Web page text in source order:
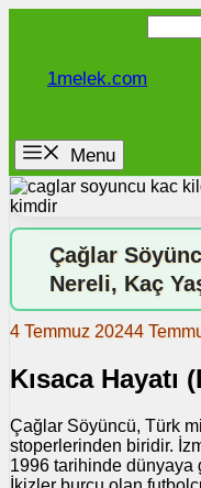
1melek.com
Menu
Çağlar
Nereli, Kaç
4 Temmuz 20244
Kısaca Hayatı
Çağlar Söyüncü, Türk
stoperlerinden biridir.
1996 tarihinde dünyaya